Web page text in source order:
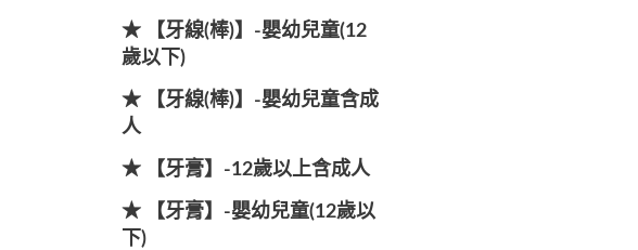
★ 【牙線(棒)】-嬰幼兒童(12
歲以下)
★ 【牙線(棒)】-嬰幼兒童含成
人
★ 【牙膏】-12歲以上含成人
★ 【牙膏】-嬰幼兒童(12歲以
下)